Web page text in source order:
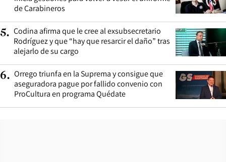
de Carabineros
5. Codina afirma que le cree al exsubsecretario
Rodríguez y que “hay que resarcir el daño” tras
alejarlo de su cargo
6. Orrego triunfa en la Suprema y consigue que
aseguradora pague por fallido convenio con
ProCultura en programa Quédate